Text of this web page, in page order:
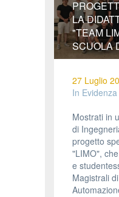
LA
"TEAM
SCUOLA
27 Luglio
In Evidenza
Mostrati in
di
progetto
"LIMO",
e
Magistrali